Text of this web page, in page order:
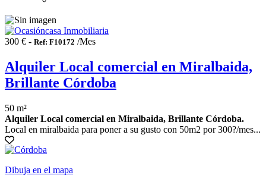
300 € - Ref: F10172 /Mes
Alquiler Local comercial en Miralbaida,
Brillante Córdoba
50 m²
Alquiler Local comercial en Miralbaida, Brillante Córdoba.
Local en miralbaida para poner a su gusto con 50m2 por 300?/mes...
Dibuja en el mapa